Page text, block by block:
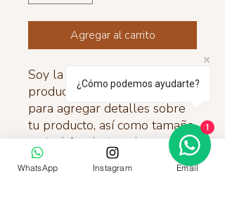
Agregar al carrito
Soy la descripción de un
producto. Soy el lugar ideal
para agregar detalles sobre
tu producto, así como tamaño,
materiales, instrucciones de
cuidado y de limpieza.
WhatsApp Instagram Email
¿Cómo podemos ayudarte?
1